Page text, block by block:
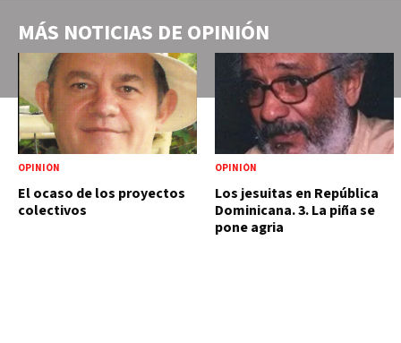
MÁS NOTICIAS DE OPINIÓN
OPINIÓN
El ocaso de los proyectos
colectivos
OPINIÓN
Los jesuitas en República
Dominicana. 3. La piña se
pone agria